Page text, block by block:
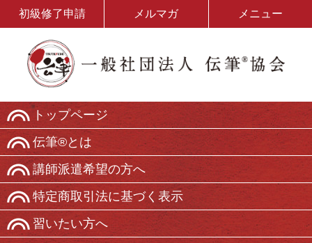
初級修了申請 メルマガ メニュー
トップページ
伝筆®とは
講師派遣希望の方へ
特定商取引法に基づく表示
習いたい方へ